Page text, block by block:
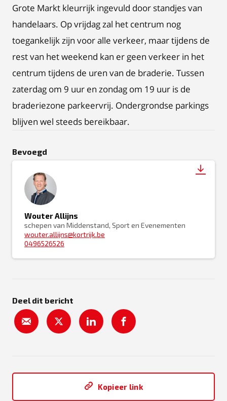
Grote Markt kleurrijk ingevuld door standjes van
handelaars. Op vrijdag zal het centrum nog
toegankelijk zijn voor alle verkeer, maar tijdens de
rest van het weekend kan er geen verkeer in het
centrum tijdens de uren van de braderie. Tussen
zaterdag om 9 uur en zondag om 19 uur is de
braderiezone parkeervrij. Ondergrondse parkings
blijven wel steeds bereikbaar.
Bevoegd
Wouter Allijns
schepen van Middenstand, Sport en Evenementen
wouter.allijns@kortrijk.be
0496526526
Deel dit bericht
Kopieer link